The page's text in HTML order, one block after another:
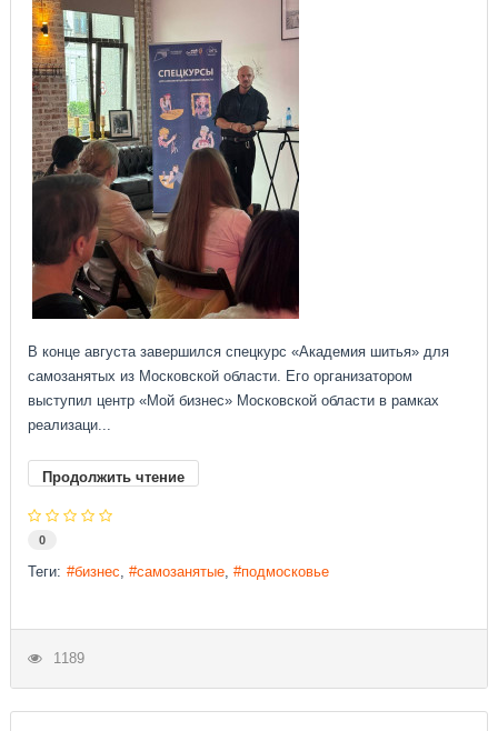
В конце августа завершился спецкурс «Академия шитья» для
самозанятых из Московской области. Его организатором
выступил центр «Мой бизнес» Московской области в рамках
реализаци...
Продолжить чтение
0
Теги: бизнес самозанятые подмосковье
1189